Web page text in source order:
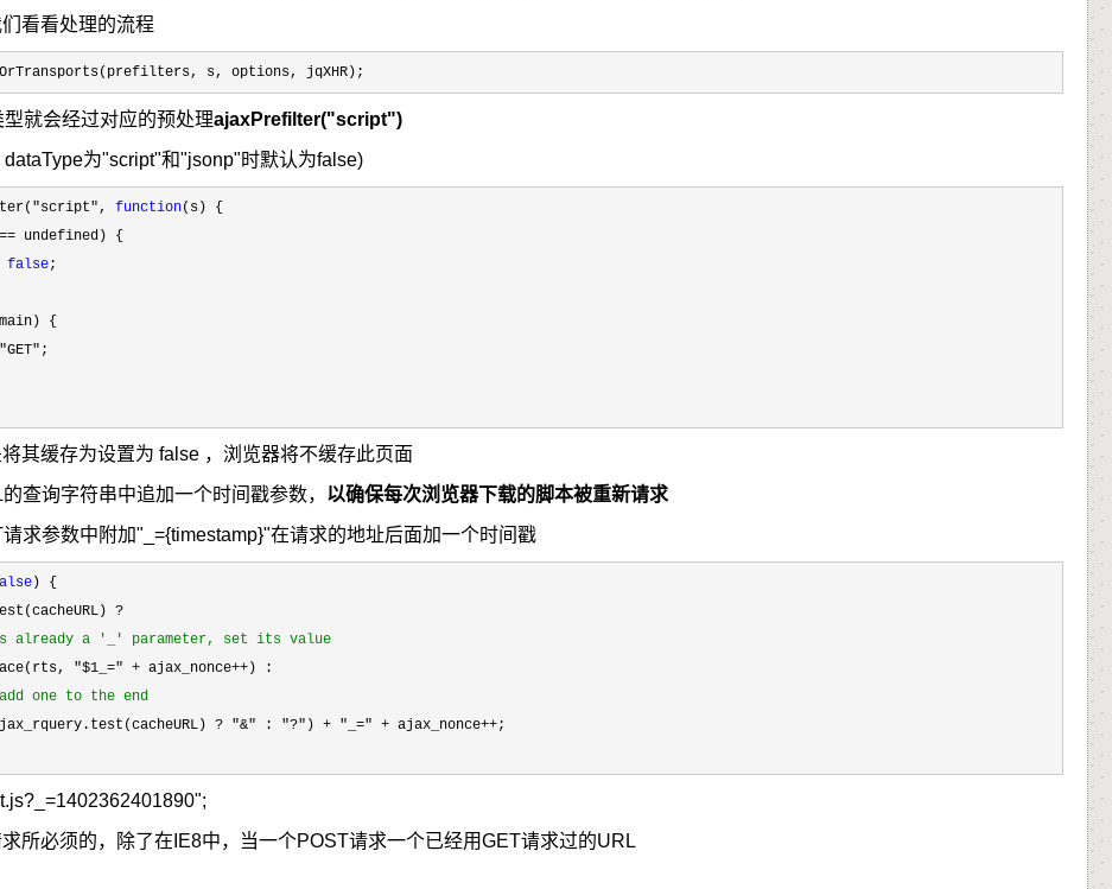
看看处理的流程
s, options, jqXHR);
就会经过对应的预处理ajaxPrefilter("script")
dataType为"script"和"jsonp"时默认为false)
function(s) {
undefined) {
false;
{
;
其缓存为设置为 false ，浏览器将不缓存此页面
查询字符串中追加一个时间戳参数， 以确保每次浏览器下载的脚本被重新请求
求参数中附加"_={timestamp}"在请求的地址后面加一个时间戳
) {
?
already a '_' parameter, set its value
"$1_=" + ajax_nonce++
) :
one to the end
? "&" : "?") + "_=" + ajax_nonce++
;
所必须的，除了在IE8中，当一个POST请求一个已经用GET请求过的URL